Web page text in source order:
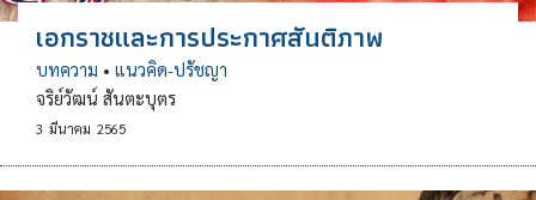
เอกราชและการประกาศสันติภาพ
บทความ • แนวคิด-ปรัชญา
จริย์วัฒน์ สันตะบุตร
3 มีนาคม 2565